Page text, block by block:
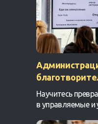
Научитесь
в управляемые и